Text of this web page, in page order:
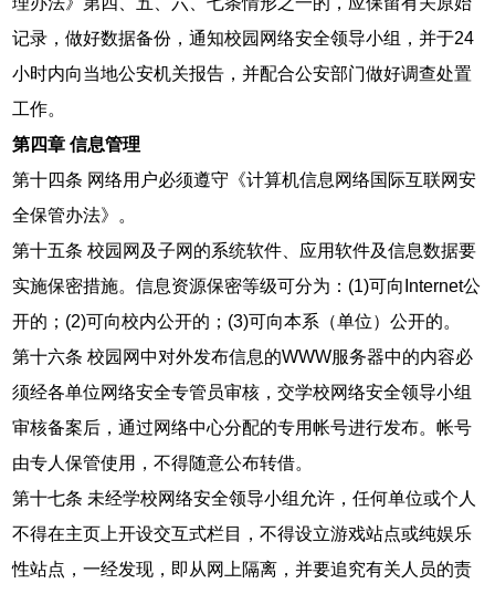
记录，做好数据备份，通知校园网络安全领导小组，并于24
小时内向当地公安机关报告，并配合公安部门做好调查处置
工作。
第四章 信息管理
第十四条 网络用户必须遵守《计算机信息网络国际互联网安
全保管办法》。
第十五条 校园网及子网的系统软件、应用软件及信息数据要
实施保密措施。信息资源保密等级可分为：(1)可向Internet公
开的；(2)可向校内公开的；(3)可向本系（单位）公开的。
第十六条 校园网中对外发布信息的WWW服务器中的内容必
须经各单位网络安全专管员审核，交学校网络安全领导小组
审核备案后，通过网络中心分配的专用帐号进行发布。帐号
由专人保管使用，不得随意公布转借。
第十七条 未经学校网络安全领导小组允许，任何单位或个人
不得在主页上开设交互式栏目，不得设立游戏站点或纯娱乐
性站点，一经发现，即从网上隔离，并要追究有关人员的责